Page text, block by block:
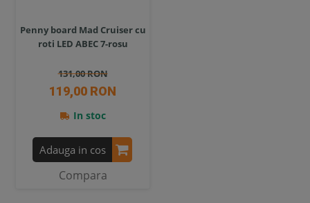
Penny board Mad Cruiser cu
roti LED ABEC 7-rosu
131,00 RON
119,00 RON
In stoc
Adauga in cos
Compara